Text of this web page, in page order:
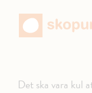
Det ska vara kul